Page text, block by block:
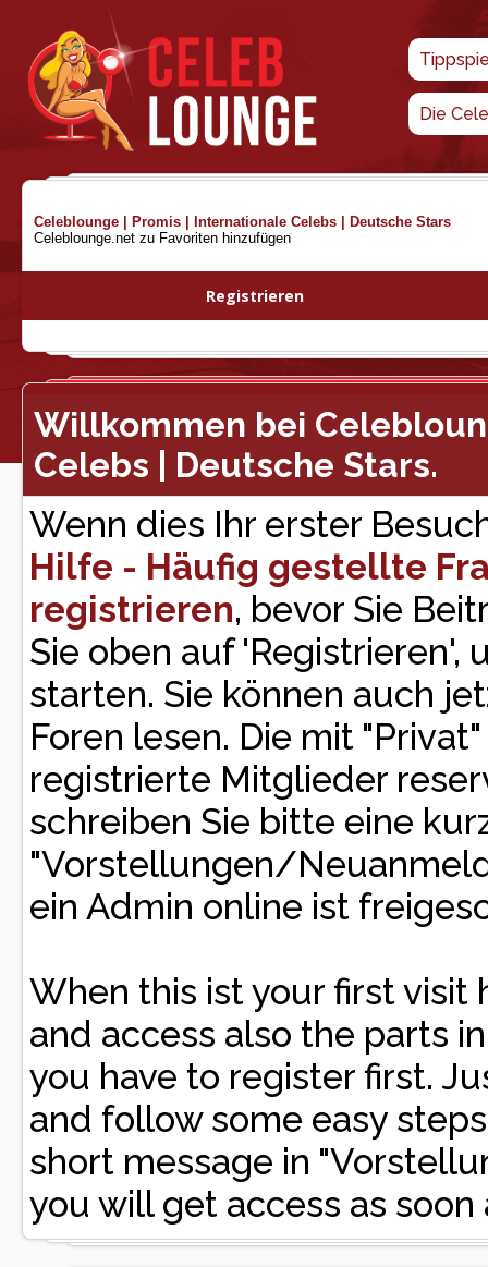
Die
Celeblounge | Promis | Internationale Celebs | Deutsche Stars
Celeblounge.net zu Favoriten hinzufügen
Registrieren
Willkommen bei
Celebs | Deutsche Stars.
Wenn dies Ihr erster
Hilfe - Häufig gestellte
registrieren, bevor Sie
Sie oben auf 'Registrieren',
starten. Sie können auch
Foren lesen. Die mit
registrierte Mitglieder
schreiben Sie bitte eine
"Vorstellungen/
ein Admin online ist
When this ist your first visit
and access also the parts
you have to register first.
and follow some easy
short message in
you will get access as